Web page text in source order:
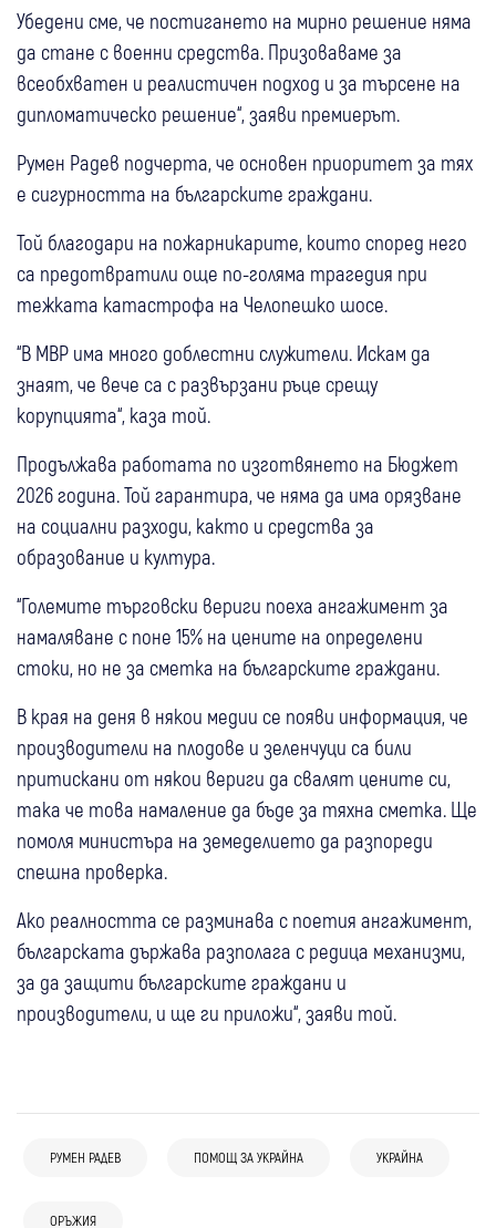
Убедени сме, че постигането на мирно решение няма
да стане с военни средства. Призоваваме за
всеобхватен и реалистичен подход и за търсене на
дипломатическо решение“, заяви премиерът.
Румен Радев подчерта, че основен приоритет за тях
е сигурността на българските граждани.
Той благодари на пожарникарите, които според него
са предотвратили още по-голяма трагедия при
тежката катастрофа на Челопешко шосе.
“В МВР има много доблестни служители. Искам да
знаят, че вече са с развързани ръце срещу
корупцията“, каза той.
Продължава работата по изготвянето на Бюджет
2026 година. Той гарантира, че няма да има орязване
на социални разходи, както и средства за
образование и култура.
“Големите търговски вериги поеха ангажимент за
намаляване с поне 15% на цените на определени
стоки, но не за сметка на българските граждани.
В края на деня в някои медии се появи информация, че
производители на плодове и зеленчуци са били
притискани от някои вериги да свалят цените си,
така че това намаление да бъде за тяхна сметка. Ще
помоля министъра на земеделието да разпореди
спешна проверка.
Ако реалността се разминава с поетия ангажимент,
българската държава разполага с редица механизми,
за да защити българските граждани и
производители, и ще ги приложи“, заяви той.
РУМЕН РАДЕВ ПОМОЩ ЗА УКРАЙНА УКРАЙНА
ОРЪЖИЯ
България
Банско